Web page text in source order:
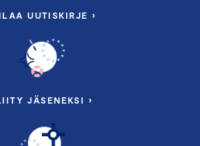
UUTISKIRJE ›
JÄSENEKSI ›